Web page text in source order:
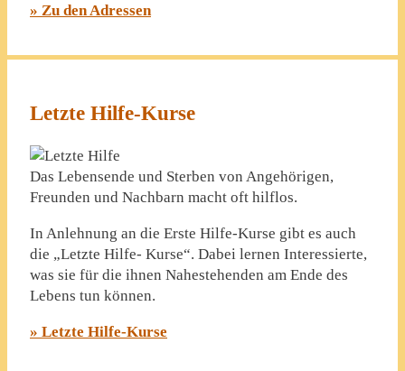
» Zu den Adressen
Letzte Hilfe-Kurse
Das Lebensende und Sterben von Angehörigen,
Freunden und Nachbarn macht oft hilflos.
In Anlehnung an die Erste Hilfe-Kurse gibt es auch
die „Letzte Hilfe- Kurse“. Dabei lernen Interessierte,
was sie für die ihnen Nahestehenden am Ende des
Lebens tun können.
» Letzte Hilfe-Kurse